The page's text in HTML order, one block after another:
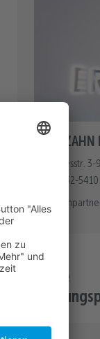
Johannesstr.
Tel: 02832-
Aktuelle